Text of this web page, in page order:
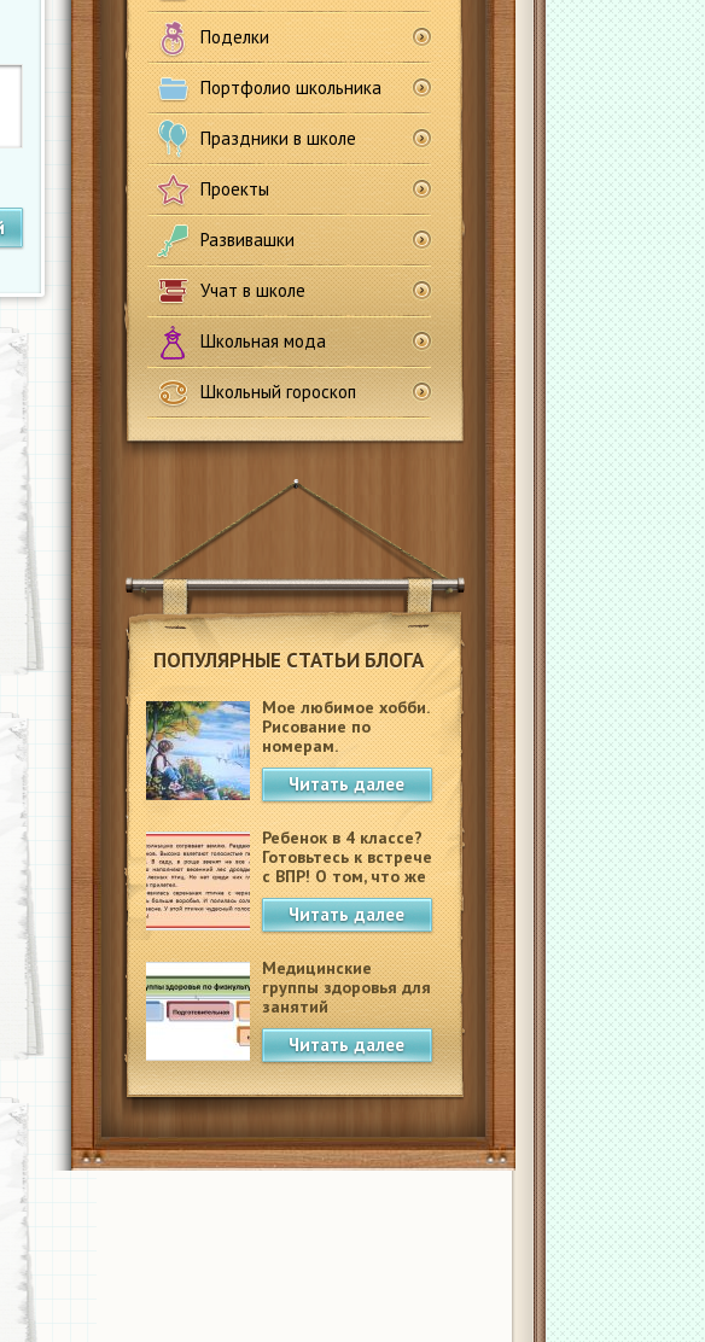
Поделки
Портфолио школьника
Праздники в школе
Проекты
Развивашки
Учат в школе
Школьная мода
Школьный гороскоп
ПОПУЛЯРНЫЕ СТАТЬИ БЛОГА
Мое любимое хобби.
Рисование по
номерам.
Читать далее
Ребенок в 4 классе?
Готовьтесь к встрече
с ВПР! О том, что же
это такое.
Читать далее
Медицинские
группы здоровья для
занятий
физкультурой в
школеЧитать далее